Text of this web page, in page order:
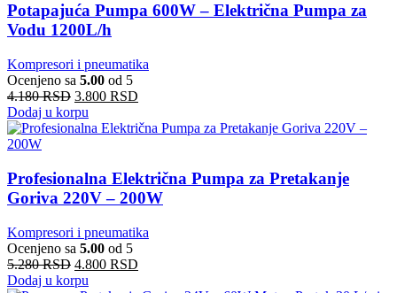
Potapajuća Pumpa 600W – Električna Pumpa za
Vodu 1200L/h
Kompresori i pneumatika
Ocenjeno sa 5.00 od 5
4.180RSD 3.800 RSD
Dodaj u korpu
Profesionalna Električna Pumpa za Pretakanje
Goriva 220V – 200W
Kompresori i pneumatika
Ocenjeno sa 5.00 od 5
5.280RSD 4.800 RSD
Dodaj u korpu